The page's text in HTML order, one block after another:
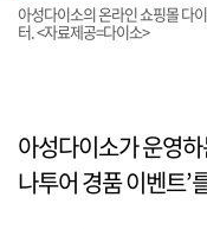
아성다이소의 온라인 쇼핑몰 다
터. <자료제공=다이소>
아성다이소가 운영
나투어 경품 이벤트’